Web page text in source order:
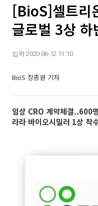
[BioS]셀트리
글로벌 3상 하
입력 2020-06-12 11:10
BioS 장종원 기자
임상 CRO 계약체결..600
라라 바이오시밀러 1상 착